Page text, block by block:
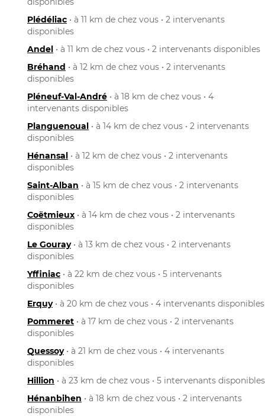
Plédéliac • à 11 km de chez vous • 2 intervenants
disponibles
Andel • à 11 km de chez vous • 2 intervenants disponibles
Bréhand • à 12 km de chez vous • 2 intervenants
disponibles
Pléneuf-Val-André • à 18 km de chez vous • 4
intervenants disponibles
Planguenoual • à 14 km de chez vous • 2 intervenants
disponibles
Hénansal • à 12 km de chez vous • 2 intervenants
disponibles
Saint-Alban • à 15 km de chez vous • 2 intervenants
disponibles
Coëtmieux • à 14 km de chez vous • 2 intervenants
disponibles
Le Gouray• à 13 km de chez vous • 2 intervenants
disponibles
Yffiniac • à 22 km de chez vous • 5 intervenants
disponibles
Erquy• à 20 km de chez vous • 4 intervenants disponibles
Pommeret • à 17 km de chez vous • 2 intervenants
disponibles
Quessoy• à 21 km de chez vous • 4 intervenants
disponibles
Hillion • à 23 km de chez vous • 5 intervenants disponibles
Hénanbihen • à 18 km de chez vous • 2 intervenants
disponibles